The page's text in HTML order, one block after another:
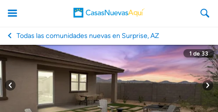
CasasNuevasAqui
Todas las comunidades nuevas en Surprise, AZ
1 de33